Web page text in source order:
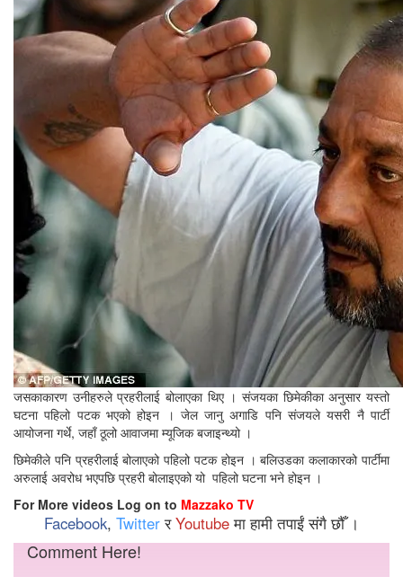
जसकाकारण उनीहरुले प्रहरीलाई बोलाएका थिए । संजयका छिमेकीका अनुसार यस्तो
घटना पहिलो पटक भएको होइन । जेल जानु अगाडि पनि संजयले यसरी नै पार्टी
आयोजना गर्थे, जहाँ ठूलो आवाजमा म्यूजिक बजाइन्थ्यो ।
छिमेकीले पनि प्रहरीलाई बोलाएको पहिलो पटक होइन । बलिउडका कलाकारको पार्टीमा
अरुलाई अवरोध भएपछि प्रहरी बोलाइएको यो पहिलो घटना भने होइन ।
For More videos Log on to Mazzako TV
Facebook, TwitterरYoutubeमा हामी तपाईं संगै छौँ ।
Comment Here!